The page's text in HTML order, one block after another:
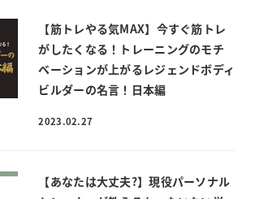
【筋トレやる気MAX】今すぐ筋トレ
がしたくなる！トレーニングのモチ
ベーションが上がるレジェンドボディ
ビルダーの名言！日本編
2023.02.27
【あなたは大丈夫?】現役パーソナル